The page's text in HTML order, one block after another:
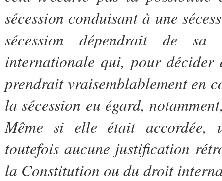
sécession conduisant à une
sécession dépendrait de sa
internationale qui, pour décider
prendrait vraisemblablement en
la sécession eu égard,
Même si elle était accordée,
toutefois aucune justification
la Constitution ou du droit